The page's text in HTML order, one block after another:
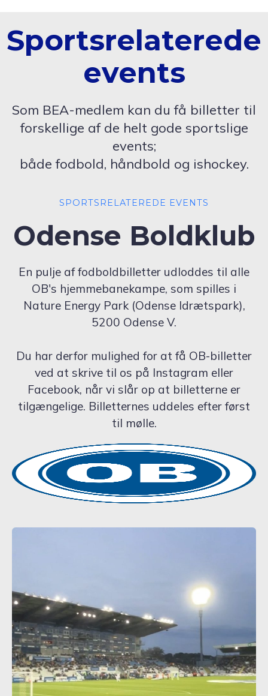
Sportsrelaterede
events
Som BEA-medlem kan du få billetter til
forskellige af de helt gode sportslige
events;
både fodbold, håndbold og ishockey.
SPORTSRELATEREDE EVENTS
Odense Boldklub
En pulje af fodboldbilletter udloddes til alle
OB's hjemmebanekampe, som spilles i
Nature Energy Park (Odense Idrætspark),
5200 Odense V.
Du har derfor mulighed for at få OB-billetter
ved at skrive til os på Instagram eller
Facebook, når vi slår op at billetterne er
tilgængelige. Billetternes uddeles efter først
til mølle.